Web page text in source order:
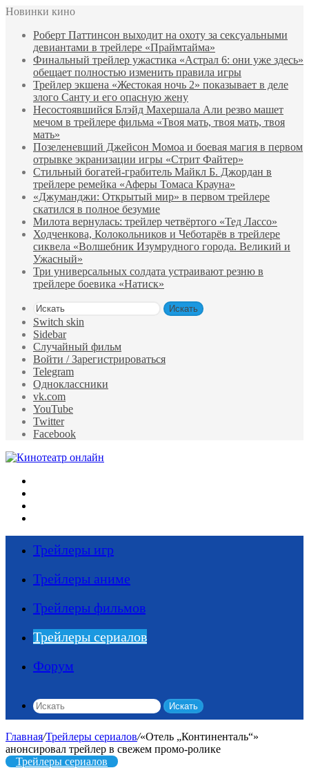
Новинки кино
Роберт Паттинсон выходит на охоту за сексуальными
девиантами в трейлере «Праймтайма»
Финальный трейлер ужастика «Астрал 6: они уже здесь»
обещает полностью изменить правила игры
Трейлер экшена «Жестокая ночь 2» показывает в деле
злого Санту и его опасную жену
Несостоявшийся Блэйд Махершала Али резво машет
мечом в трейлере фильма «Твоя мать, твоя мать, твоя
мать»
Позеленевший Джейсон Момоа и боевая магия в первом
отрывке экранизации игры «Стрит Файтер»
Стильный богатей-грабитель Майкл Б. Джордан в
трейлере ремейка «Аферы Томаса Крауна»
«Джуманджи: Открытый мир» в первом трейлере
скатился в полное безумие
Милота вернулась: трейлер четвёртого «Тед Лассо»
Ходченкова, Колокольников и Чеботарёв в трейлере
сиквела «Волшебник Изумрудного города. Великий и
Ужасный»
Три универсальных солдата устраивают резню в
трейлере боевика «Натиск»
Искать
Switch skin
Sidebar
Случайный фильм
Войти / Зарегистрироваться
Telegram
Одноклассники
vk.com
YouTube
Twitter
Facebook
Трейлеры игр
Трейлеры аниме
Трейлеры фильмов
Трейлеры сериалов
Форум
Искать
Главная/Трейлеры сериалов/«Отель „Континенталь“»
анонсировал трейлер в свежем промо-ролике
Трейлеры сериалов